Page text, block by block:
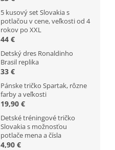
5 kusový set Slovakia s
potlačou v cene, veľkosti od 4
rokov po XXL
44 €
Detský dres Ronaldinho
Brasil replika
33 €
Pánske tričko Spartak, rôzne
farby a veľkosti
19,90 €
Detské tréningové tričko
Slovakia s možnosťou
potlače mena a čísla
4,90 €